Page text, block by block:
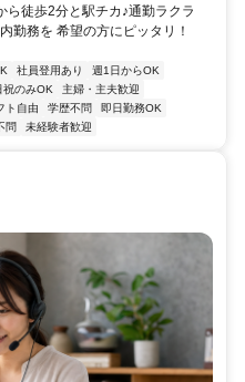
徒歩2分と駅チカ♪通勤ラクラ
勤務を 希望の方にピッタリ！
社員登用あり
週1日からOK
祝のみOK
主婦・主夫歓迎
ト自由 学歴不問
即日勤務OK
問 未経験者歓迎